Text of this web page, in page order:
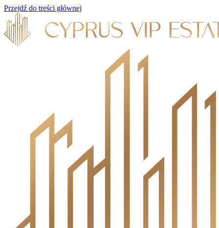
Przejdź do treści głównej